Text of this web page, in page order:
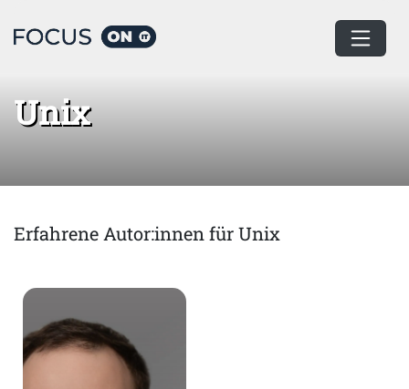
Home Unix
Unix
Erfahrene Autor:innen für Unix